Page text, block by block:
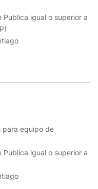
Publica igual o superior a
para equipo de
Publica igual o superior a